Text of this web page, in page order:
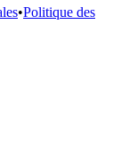
•Politique des